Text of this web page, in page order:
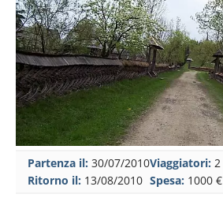
Partenza il: 30/07/2010
Ritorno il: 13/08/2010
Viaggiatori: 2
Spesa: 1000 €